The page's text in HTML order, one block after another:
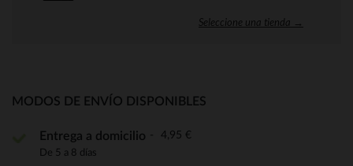
Seleccione una tienda →
MODOS DE ENVÍO DISPONIBLES
Entrega a domicilio 4,95 €
De 5 a 8 días